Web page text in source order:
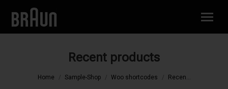
Recent products
You are here:
Home Sample-Shop Woo shortcodes Recen...